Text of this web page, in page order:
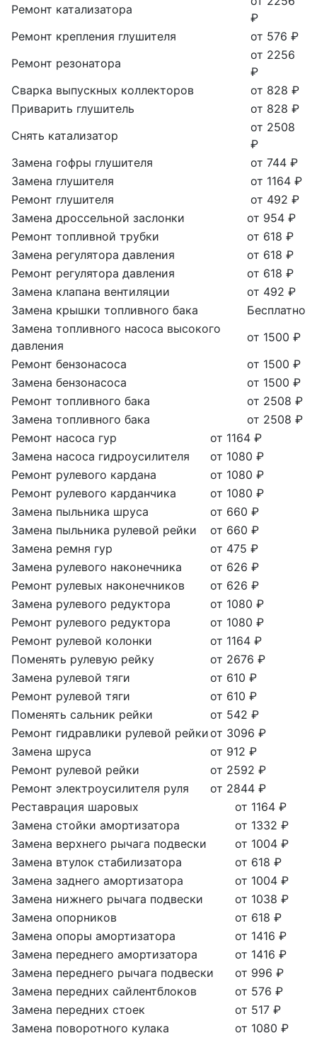
Ремонт катализатора
₽
Ремонт крепления глушителя
от 576 ₽
Ремонт резонатора
от 2256
₽
Сварка выпускных коллекторов
от 828 ₽
Приварить глушитель
от 828 ₽
Снять катализатор
от 2508
₽
Замена гофры глушителя
от 744 ₽
Замена глушителя
от 1164 ₽
Ремонт глушителя
от 492 ₽
Замена дроссельной заслонки
от 954 ₽
Ремонт топливной трубки
от 618 ₽
Замена регулятора давления
от 618 ₽
Ремонт регулятора давления
от 618 ₽
Замена клапана вентиляции
от 492 ₽
Замена крышки топливного бака
Бесплатно
Замена топливного насоса высокого
давления
от 1500 ₽
Ремонт бензонасоса
от 1500 ₽
Замена бензонасоса
от 1500 ₽
Ремонт топливного бака
от 2508 ₽
Замена топливного бака
от 2508 ₽
Ремонт насоса гур
от 1164 ₽
Замена насоса гидроусилителя
от 1080 ₽
Ремонт рулевого кардана
от 1080 ₽
Ремонт рулевого карданчика
от 1080 ₽
Замена пыльника шруса
от 660 ₽
Замена пыльника рулевой рейки
от 660 ₽
Замена ремня гур
от 475 ₽
Замена рулевого наконечника
от 626 ₽
Ремонт рулевых наконечников
от 626 ₽
Замена рулевого редуктора
от 1080 ₽
Ремонт рулевого редуктора
от 1080 ₽
Ремонт рулевой колонки
от 1164 ₽
Поменять рулевую рейку
от 2676 ₽
Замена рулевой тяги
от 610 ₽
Ремонт рулевой тяги
от 610 ₽
Поменять сальник рейки
от 542 ₽
Ремонт гидравлики рулевой рейкиот 3096 ₽
Замена шруса
от 912 ₽
Ремонт рулевой рейки
от 2592 ₽
Ремонт электроусилителя руля
от 2844 ₽
Реставрация шаровых
от 1164 ₽
Замена стойки амортизатора
от 1332 ₽
Замена верхнего рычага подвески
от 1004 ₽
Замена втулок стабилизатора
от 618 ₽
Замена заднего амортизатора
от 1004 ₽
Замена нижнего рычага подвески
от 1038 ₽
Замена опорников
от 618 ₽
Замена опоры амортизатора
от 1416 ₽
Замена переднего амортизатора
от 1416 ₽
Замена переднего рычага подвески
от 996 ₽
Замена передних сайлентблоков
от 576 ₽
Замена передних стоек
от 517 ₽
Замена поворотного кулака
от 1080 ₽